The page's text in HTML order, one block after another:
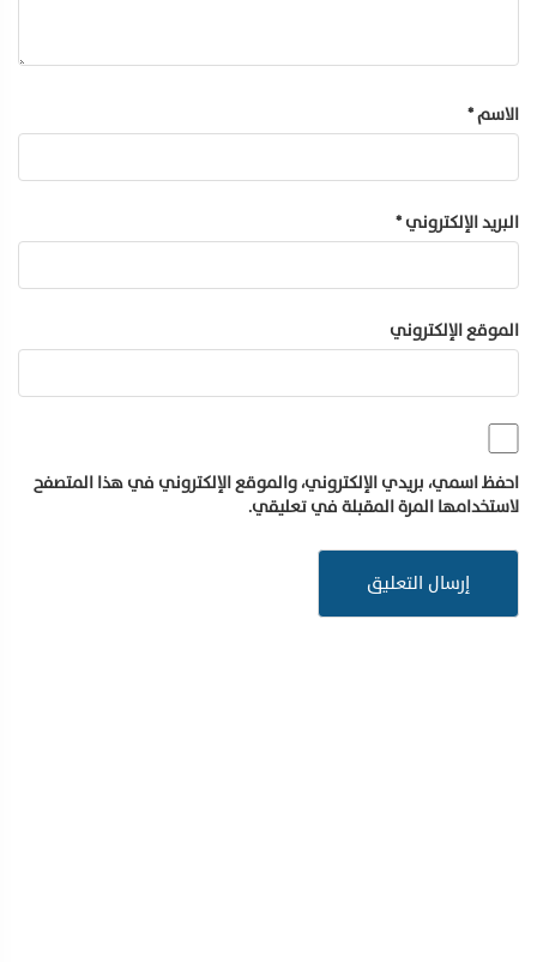
الاسم*
البريد الإلكتروني*
الموقع الإلكتروني
احفظ اسمي، بريدي الإلكتروني، والموقع الإلكتروني في هذا المتصفح
لاستخدامها المرة المقبلة في تعليقي.